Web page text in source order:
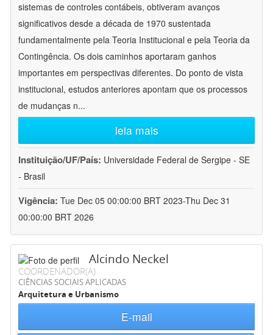
sistemas de controles contábeis, obtiveram avanços
significativos desde a década de 1970 sustentada
fundamentalmente pela Teoria Institucional e pela Teoria da
Contingência. Os dois caminhos aportaram ganhos
importantes em perspectivas diferentes. Do ponto de vista
institucional, estudos anteriores apontam que os processos
de mudanças n...
leia mais
Instituição/UF/País: Universidade Federal de Sergipe - SE
- Brasil
Vigência: Tue Dec 05 00:00:00 BRT 2023-Thu Dec 31
00:00:00 BRT 2026
Alcindo Neckel
COORDENADOR(A)
CIÊNCIAS SOCIAIS APLICADAS
Arquitetura e Urbanismo
E-mail